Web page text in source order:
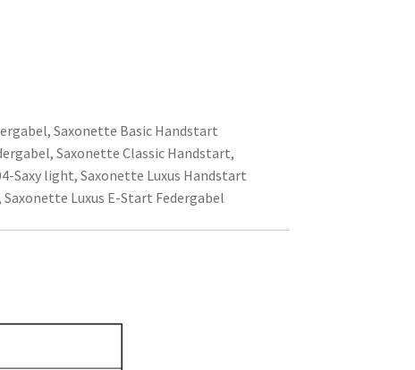
Saxonette Basic Handstart
Saxonette Classic Handstart,
Saxy light, Saxonette Luxus Handstart
Luxus E-Start Federgabel